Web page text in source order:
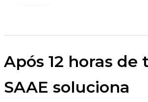
Após 12 horas de
SAAE soluciona